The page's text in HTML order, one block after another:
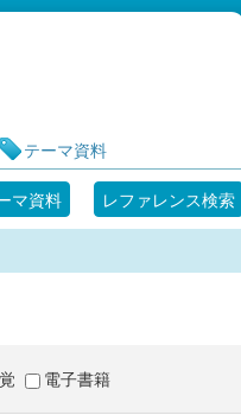
予約システム
テーマ資料
マ資料 レファレンス検索
電子書籍